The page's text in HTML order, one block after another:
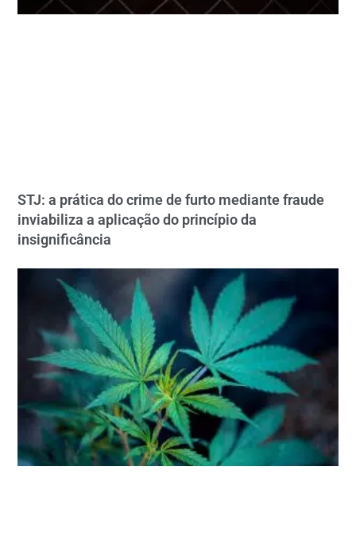
STJ: a prática do crime de furto mediante fraude
inviabiliza a aplicação do princípio da
insignificância